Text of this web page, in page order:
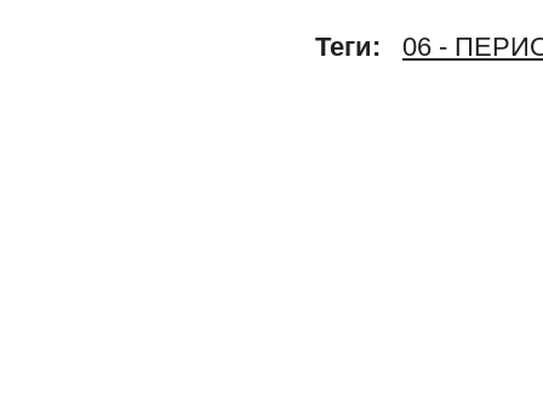
Теги: 06 -